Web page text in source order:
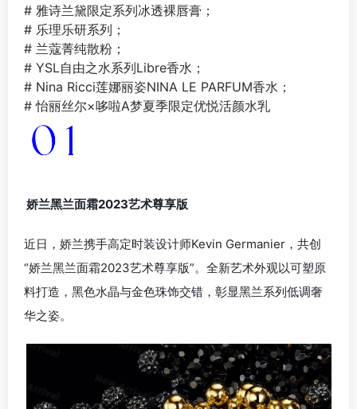
# 雅诗兰黛限定系列冰透裸唇膏；
# 乐理乐研系列；
# 兰蔻菁纯散粉；
# YSL自由之水系列Libre香水；
# Nina Ricci莲娜丽姿NINA LE PARFUM香水；
# 怡丽丝尔×哆啦A梦夏季限定优悦活颜水乳
娇兰黑兰面霜2023艺术尊享版
近日，娇兰携手高定时装设计师Kevin Germanier，共创
“娇兰黑兰面霜2023艺术尊享版”。全新艺术外观以可塑原
料打造，黑色水晶与金色珠饰交错，彰显黑兰系列低调奢
华之姿。